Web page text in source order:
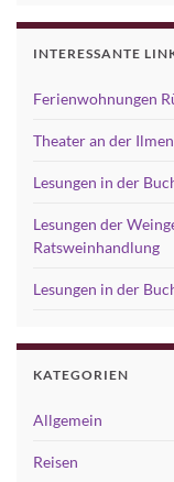
INTERESSANTE
Ferienwohnungen
Theater an der
Lesungen in der
Lesungen der
Ratsweinhandlung
Lesungen in der
KATEGORIEN
Allgemein
Reisen